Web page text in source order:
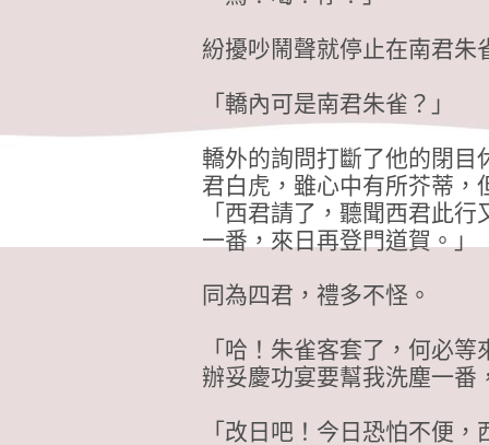
紛擾吵鬧聲就停止在南君朱
「轎內可是南君朱雀？」
轎外的詢問打斷了他的閉目
君白虎，雖心中有所芥蒂，
「西君請了，聽聞西君此
一番，來日再登門道賀。」
同為四君，禮多不怪。
「哈！朱雀客套了，何必
辦妥慶功宴要幫我洗塵一番
「改日吧！今日恐怕不便，